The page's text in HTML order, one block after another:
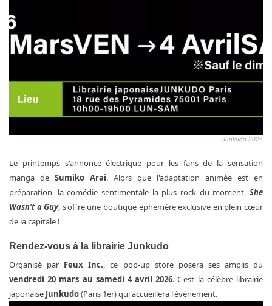
Junkudo 2026
Le printemps s'annonce électrique pour les fans de la sensation
manga de Sumiko Arai. Alors que l'adaptation animée est en
préparation, la comédie sentimentale la plus rock du moment, She
Wasn't a Guy, s'offre une boutique éphémère exclusive en plein cœur
de la capitale !
Rendez-vous à la librairie Junkudo
Organisé par Feux Inc., ce pop-up store posera ses amplis du
vendredi 20 mars au samedi 4 avril 2026. C'est la célèbre librairie
japonaise Junkudo(Paris 1er) qui accueillera l'événement.